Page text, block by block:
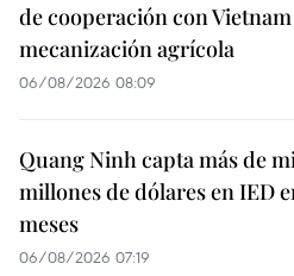
de cooperación con
mecanización agrícola
06/08/2026 08:09
Quang Ninh capta más de
millones de dólares en IED
meses
06/08/2026 07:19